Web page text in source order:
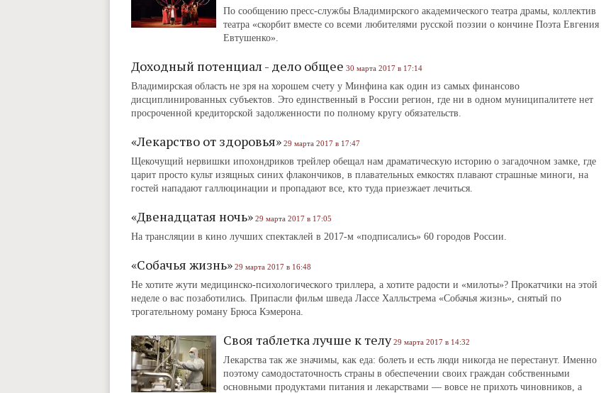
По сообщению пресс-службы Владимирского академического театра драмы, коллектив
театра «скорбит вместе со всеми любителями русской поэзии о кончине Поэта Евгения
Евтушенко».
Доходный потенциал - дело общее 30 марта 2017 в 17:14
Владимирская область не зря на хорошем счету у Минфина как один из самых финансово
дисциплинированных субъектов. Это единственный в России регион, где ни в одном муниципалитете нет
просроченной кредиторской задолженности по полному кругу обязательств.
«Лекарство от здоровья» 29 марта 2017 в 17:47
Щекочущий нервишки ипохондриков трейлер обещал нам драматическую историю о загадочном замке, где
царит просто культ изящных синих флакончиков, в плавательных емкостях плавают страшные миноги, на
гостей нападают галлюцинации и пропадают все, кто туда приезжает лечиться.
«Двенадцатая ночь» 29 марта 2017 в 17:05
На трансляции в кино лучших спектаклей в 2017-м «подписались» 60 городов России.
«Собачья жизнь» 29 марта 2017 в 16:48
Не хотите жути медицинско-психологического триллера, а хотите радости и «милоты»? Прокатчики на этой
неделе о вас позаботились. Припасли фильм шведа Лассе Халльстрема «Собачья жизнь», снятый по
трогательному роману Брюса Кэмерона.
Своя таблетка лучше к телу 29 марта 2017 в 14:32
Лекарства так же значимы, как еда: болеть и есть люди никогда не перестанут. Именно
поэтому самодостаточность страны в обеспечении своих граждан собственными
основными продуктами питания и лекарствами — вовсе не прихоть чиновников, а